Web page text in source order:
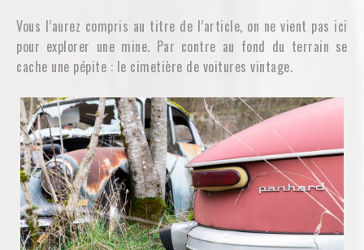
Vous l’aurez compris au titre de l’article, on ne vient pas ici
pour explorer une mine. Par contre au fond du terrain se
cache une pépite : le cimetière de voitures vintage.